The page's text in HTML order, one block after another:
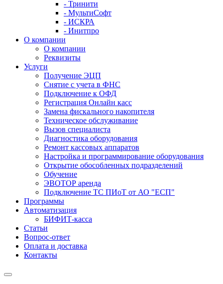
- Тринити
- МультиСофт
- ИСКРА
- Инитпро
О компании
О компании
Реквизиты
Услуги
Получение ЭЦП
Снятие с учета в ФНС
Подключение к ОФД
Регистрация Онлайн касс
Замена фискального накопителя
Техническое обслуживание
Вызов специалиста
Диагностика оборудования
Ремонт кассовых аппаратов
Настройка и программирование оборудования
Открытие обособленных подразделений
Обучение
ЭВОТОР аренда
Подключение ТС ПИоТ от АО "ЕСП"
Программы
Автоматизация
БИФИТ-касса
Статьи
Вопрос-ответ
Оплата и доставка
Контакты